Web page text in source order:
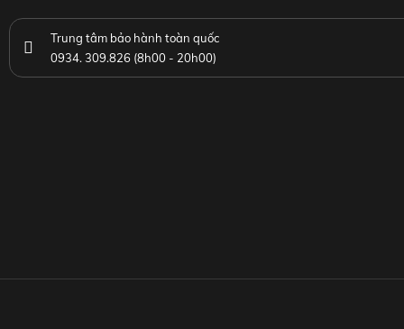
Trung tâm bảo hành toàn quốc
0934. 309.826 (8h00 - 20h00)